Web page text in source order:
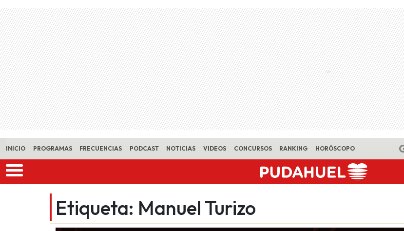
Skip to main content
INICIO PROGRAMAS FRECUENCIAS PODCAST NOTICIAS VIDEOS CONCURSOS RANKING HORÓSCOPO
Etiqueta: Manuel Turizo